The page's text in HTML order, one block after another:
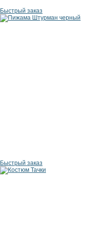
Быстрый заказ
Быстрый заказ